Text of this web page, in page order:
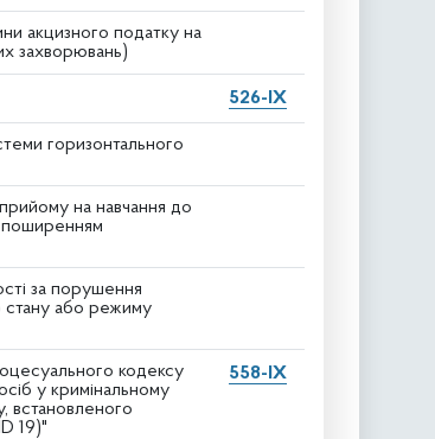
акцизного податку на
захворювань)
526-IX
горизонтального
на навчання до
поширенням
за порушення
стану або режиму
кодексу
у кримінальному
встановленого
19)"
558-IX